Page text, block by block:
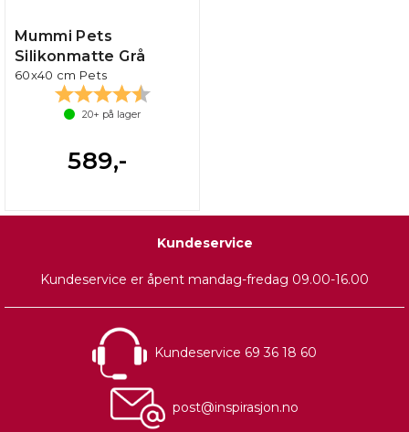
Mummi Pets
Silikonmatte Grå
60x40 cm Pets
Karakter: 4.3 av 5 mulige
20+ på lager
589,-
Kundeservice
Kundeservice er åpent mandag-fredag 09.00-16.00
Kundeservice 69 36 18 60
post@inspirasjon.no